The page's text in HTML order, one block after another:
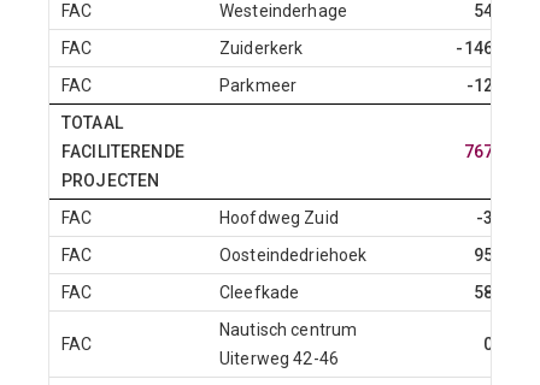
FAC
Westeinderhage
54
FAC
Zuiderkerk
-146
FAC
Parkmeer
-12
TOTAAL
FACILITERENDE
PROJECTEN
767
FAC Hoofdweg Zuid
-3
FAC
Oosteindedriehoek
95
FAC
Cleefkade 58
FAC
Nautisch centrum
Uiterweg 42-46
0